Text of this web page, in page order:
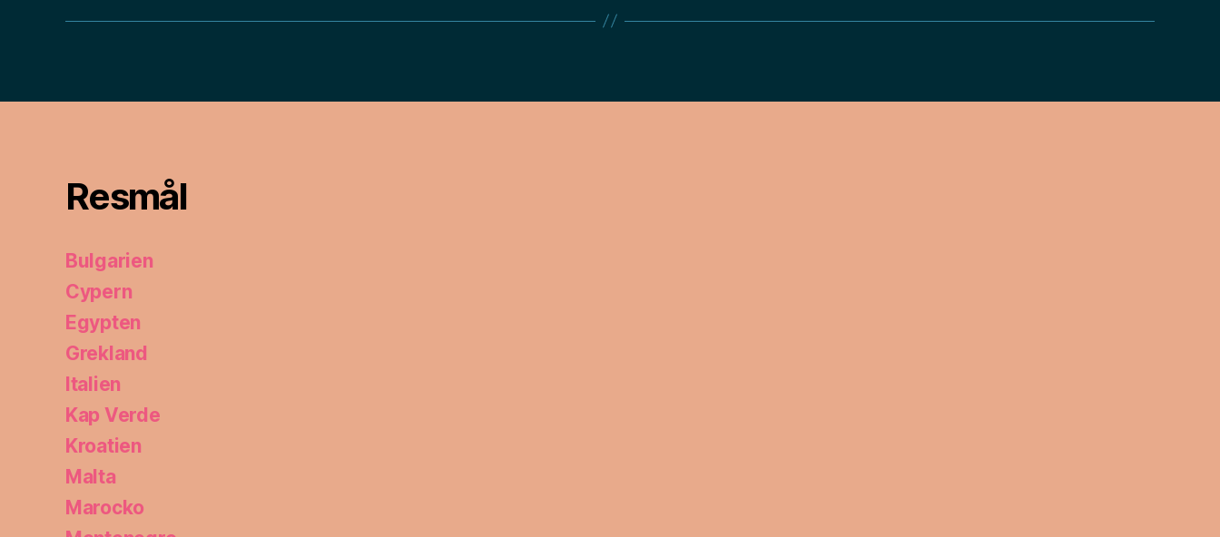
Resmål
Bulgarien
Cypern
Egypten
Grekland
Italien
Kap Verde
Kroatien
Malta
Marocko